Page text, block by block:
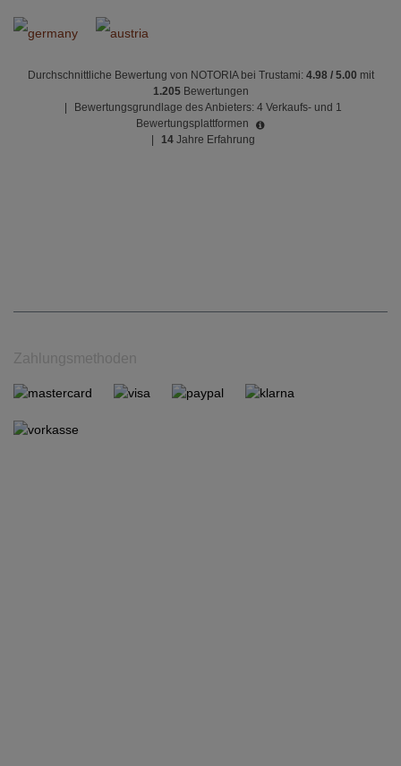
Durchschnittliche Bewertung von NOTORIA bei Trustami: 4.98 / 5.00 mit
1.205 Bewertungen
Bewertungsgrundlage des Anbieters: 4 Verkaufs- und 1
Bewertungsplattformen
14 Jahre Erfahrung
Zahlungsmethoden